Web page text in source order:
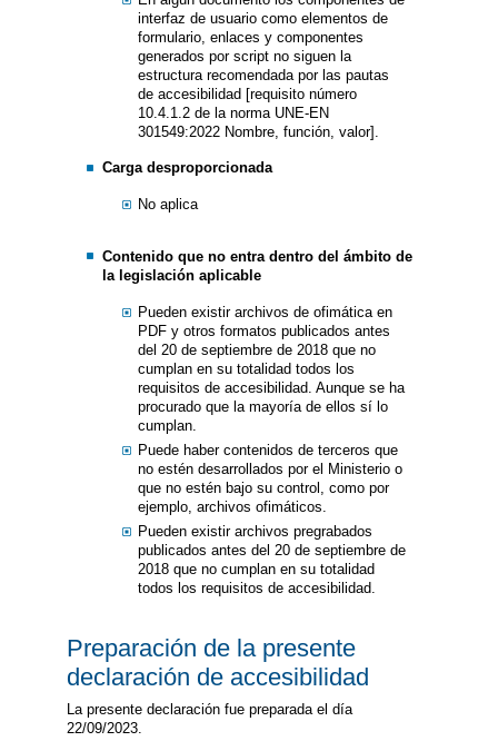
interfaz de usuario como elementos de
formulario, enlaces y componentes
generados por script no siguen la
estructura recomendada por las pautas
de accesibilidad [requisito número
10.4.1.2 de la norma UNE-EN
301549:2022 Nombre, función, valor].
Carga desproporcionada
No aplica
Contenido que no entra dentro del ámbito de
la legislación aplicable
Pueden existir archivos de ofimática en
PDF y otros formatos publicados antes
del 20 de septiembre de 2018 que no
cumplan en su totalidad todos los
requisitos de accesibilidad. Aunque se ha
procurado que la mayoría de ellos sí lo
cumplan.
Puede haber contenidos de terceros que
no estén desarrollados por el Ministerio o
que no estén bajo su control, como por
ejemplo, archivos ofimáticos.
Pueden existir archivos pregrabados
publicados antes del 20 de septiembre de
2018 que no cumplan en su totalidad
todos los requisitos de accesibilidad.
Preparación de la presente
declaración de accesibilidad
La presente declaración fue preparada el día
22/09/2023.